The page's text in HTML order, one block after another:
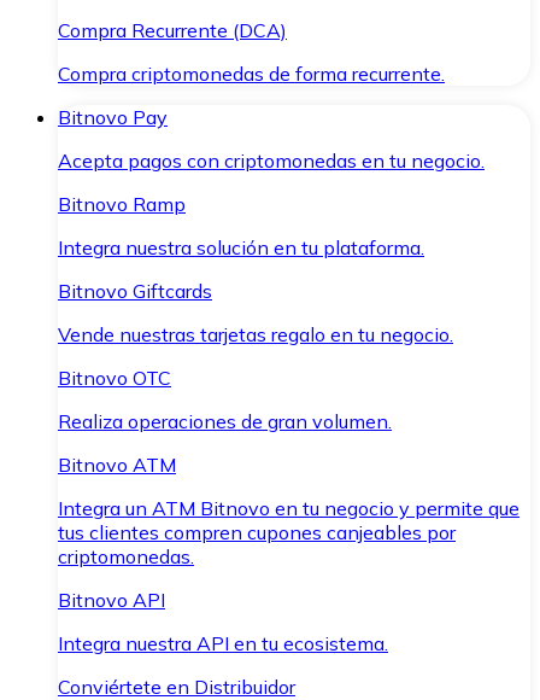
Compra Recurrente (DCA)
Compra criptomonedas de forma recurrente.
Bitnovo Pay
Acepta pagos con criptomonedas en tu negocio.
Bitnovo Ramp
Integra nuestra solución en tu plataforma.
Bitnovo Giftcards
Vende nuestras tarjetas regalo en tu negocio.
Bitnovo OTC
Realiza operaciones de gran volumen.
Bitnovo ATM
Integra un ATM Bitnovo en tu negocio y permite que
tus clientes compren cupones canjeables por
criptomonedas.
Bitnovo API
Integra nuestra API en tu ecosistema.
Conviértete en Distribuidor